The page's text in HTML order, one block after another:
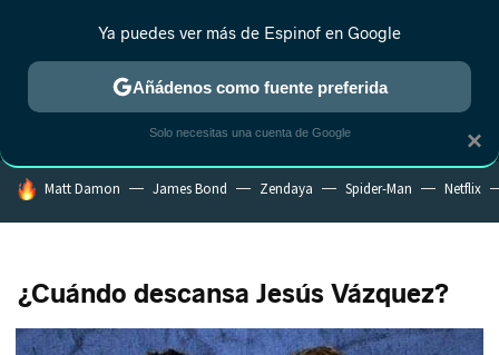
MENÚ NUEVO
ESTRENOS REALITY ANIME RANKINGS CINE
HOY SE HABLA DE
Matt Damon James Bond Zendaya Spider-Man Netflix
¿Cuándo descansa Jesús Vázquez?
×
Ya puedes ver más de Espinof en Google
Añádenos como fuente preferida
Solo necesitas una cuenta de Google